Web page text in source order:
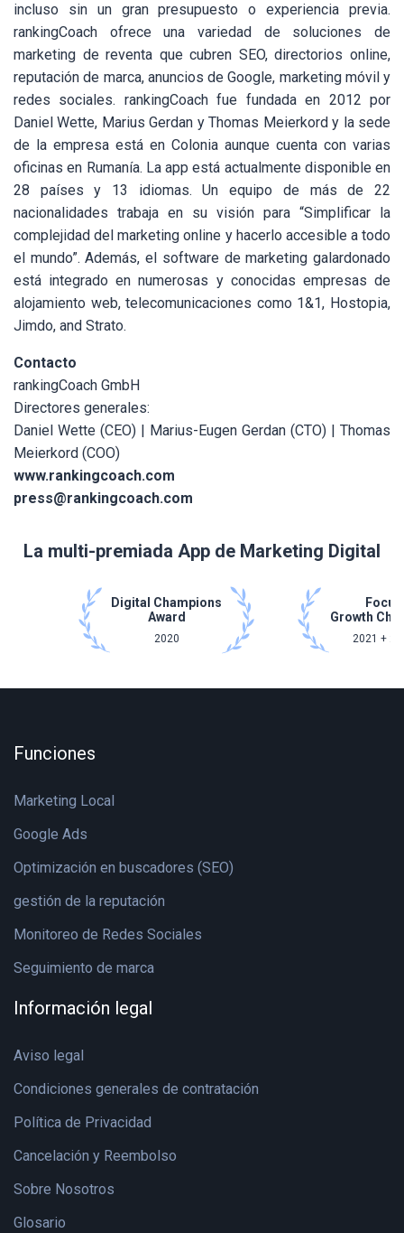
incluso sin un gran presupuesto o experiencia previa.
rankingCoach ofrece una variedad de soluciones de
marketing de reventa que cubren SEO, directorios online,
reputación de marca, anuncios de Google, marketing móvil y
redes sociales. rankingCoach fue fundada en 2012 por
Daniel Wette, Marius Gerdan y Thomas Meierkord y la sede
de la empresa está en Colonia aunque cuenta con varias
oficinas en Rumanía. La app está actualmente disponible en
28 países y 13 idiomas. Un equipo de más de 22
nacionalidades trabaja en su visión para “Simplificar la
complejidad del marketing online y hacerlo accesible a todo
el mundo”. Además, el software de marketing galardonado
está integrado en numerosas y conocidas empresas de
alojamiento web, telecomunicaciones como 1&1, Hostopia,
Jimdo, and Strato.
Contacto
rankingCoach GmbH
Directores generales:
Daniel Wette (CEO) | Marius-Eugen Gerdan (CTO) | Thomas
Meierkord (COO)
www.rankingcoach.com
press@rankingcoach.com
La multi-premiada App de Marketing Digital
Digital Champions
Award
2020
Focus
Growth
2021 +
Funciones
Marketing Local
Google Ads
Optimización en buscadores (SEO)
gestión de la reputación
Monitoreo de Redes Sociales
Seguimiento de marca
Información legal
Aviso legal
Condiciones generales de contratación
Política de Privacidad
Cancelación y Reembolso
Sobre Nosotros
Glosario